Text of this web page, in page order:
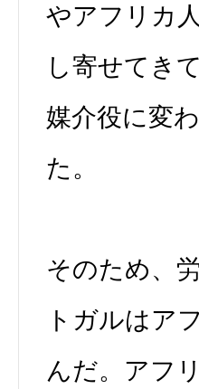
やアフリカ
し寄せてき
媒介役に変
た。
そのため、
トガルはア
んだ。アフ